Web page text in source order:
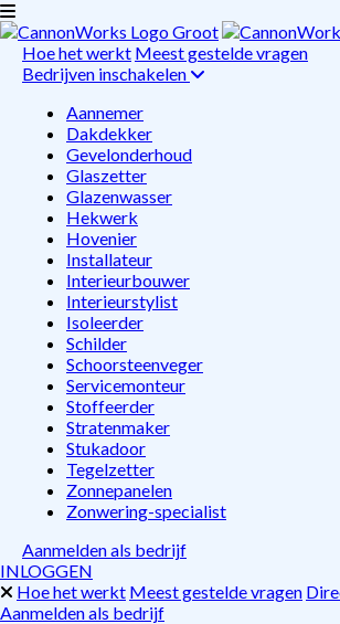
Hoe het werkt Meest gestelde vragen
Bedrijven inschakelen
Aannemer
Dakdekker
Gevelonderhoud
Glaszetter
Glazenwasser
Hekwerk
Hovenier
Installateur
Interieurbouwer
Interieurstylist
Isoleerder
Schilder
Schoorsteenveger
Servicemonteur
Stoffeerder
Stratenmaker
Stukadoor
Tegelzetter
Zonnepanelen
Zonwering-specialist
Aanmelden als bedrijf
INLOGGEN
Hoe het werkt Meest gestelde vragen
Aanmelden als bedrijf